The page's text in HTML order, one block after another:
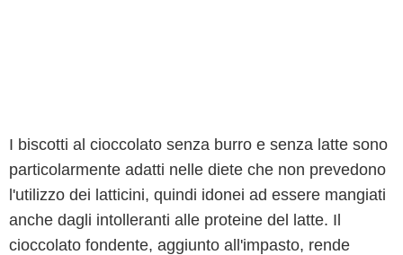
I biscotti al cioccolato senza burro e senza latte sono
particolarmente adatti nelle diete che non prevedono
l'utilizzo dei latticini, quindi idonei ad essere mangiati
anche dagli intolleranti alle proteine del latte. Il
cioccolato fondente, aggiunto all'impasto, rende